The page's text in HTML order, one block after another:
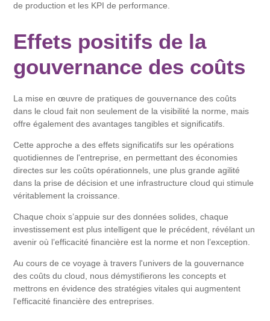
de production et les KPI de performance.
Effets positifs de la
gouvernance des coûts
La mise en œuvre de pratiques de gouvernance des coûts
dans le cloud fait non seulement de la visibilité la norme, mais
offre également des avantages tangibles et significatifs.
Cette approche a des effets significatifs sur les opérations
quotidiennes de l'entreprise, en permettant des économies
directes sur les coûts opérationnels, une plus grande agilité
dans la prise de décision et une infrastructure cloud qui stimule
véritablement la croissance.
Chaque choix s’appuie sur des données solides, chaque
investissement est plus intelligent que le précédent, révélant un
avenir où l’efficacité financière est la norme et non l’exception.
Au cours de ce voyage à travers l'univers de la gouvernance
des coûts du cloud, nous démystifierons les concepts et
mettrons en évidence des stratégies vitales qui augmentent
l'efficacité financière des entreprises.